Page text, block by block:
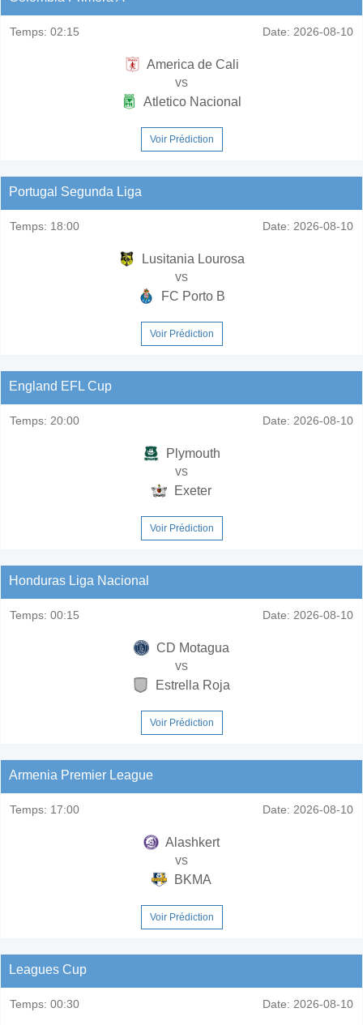
Temps: 02:15 Date: 2026-08-10
America de Cali
vs
Atletico Nacional
Voir Prédiction
Portugal Segunda Liga
Temps: 18:00 Date: 2026-08-10
Lusitania Lourosa
vs
FC Porto B
Voir Prédiction
England EFL Cup
Temps: 20:00 Date: 2026-08-10
Plymouth
vs
Exeter
Voir Prédiction
Honduras Liga Nacional
Temps: 00:15 Date: 2026-08-10
CD Motagua
vs
Estrella Roja
Voir Prédiction
Armenia Premier League
Temps: 17:00 Date: 2026-08-10
Alashkert
vs
BKMA
Voir Prédiction
Leagues Cup
Temps: 00:30 Date: 2026-08-10